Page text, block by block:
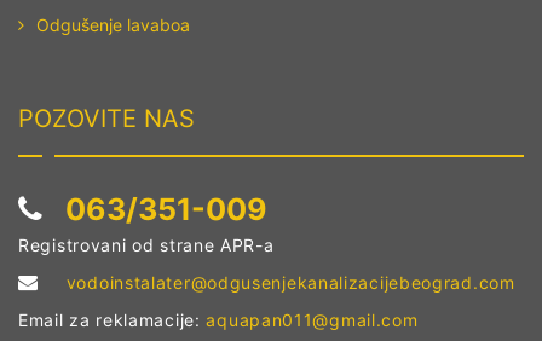
Odgušenje kanalizacije Ripanj
Odgušenje kanalizacije Senjak
Odgušenje kanalizacije Skoj.
naselje
Odgušenje kanalizacije Slavija
Odgušenje kanalizacije Sopot
Odgušenje lavaboa
POZOVITE NAS
063/351-009
Registrovani od strane APR-a
vodoinstalater@odgusenjekanalizacijebeograd.com
Email za reklamacije:aquapan011@gmail.com